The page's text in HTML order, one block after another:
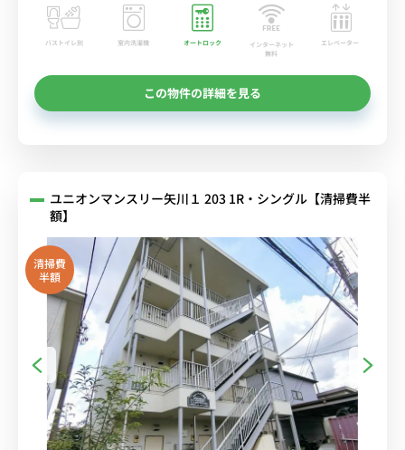
バストイレ別 室内洗濯機 オートロック
インターネット
無料
エレベーター
この物件の詳細を見る
ユニオンマンスリー矢川１ 203 1R・シングル【清掃費半
額】
清掃費
半額